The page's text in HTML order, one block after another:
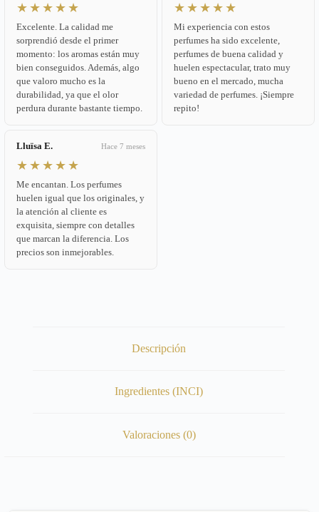
★★★★★
Excelente. La calidad me
sorprendió desde el primer
momento: los aromas están muy
bien conseguidos. Además, algo
que valoro mucho es la
durabilidad, ya que el olor
perdura durante bastante tiempo.
★★★★★
Mi experiencia con estos
perfumes ha sido excelente,
perfumes de buena calidad y
huelen espectacular, trato muy
bueno en el mercado, mucha
variedad de perfumes. ¡Siempre
repito!
Lluïsa E. Hace 7 meses
★★★★★
Me encantan. Los perfumes
huelen igual que los originales, y
la atención al cliente es
exquisita, siempre con detalles
que marcan la diferencia. Los
precios son inmejorables.
Descripción
Ingredientes (INCI)
Valoraciones (0)